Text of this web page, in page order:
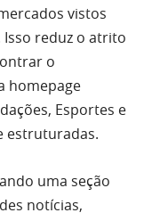
vistos
reduz o atrito
o
homepage
Esportes e
estruturadas.
uma seção
notícias,